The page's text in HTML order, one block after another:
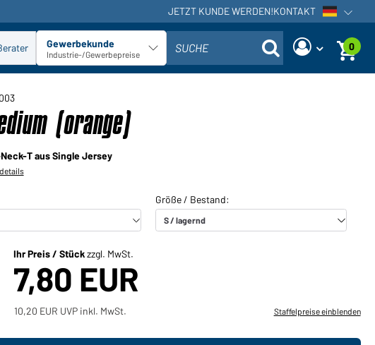
JETZT KUNDE WERDEN!KONTAKT
Kundentyp auswählen
Gewerbekunde
Industrie-/Gewerbepreise
SUCHE
Einloggen
Passwort
Jetzt anfordern
Zurück
zum Login
0
(orange)
T aus Single Jersey
Ihr Preis / Stückzzgl. MwSt.
7,80 EUR
10,20 EUR UVP inkl. MwSt. Staffelpreise einblenden